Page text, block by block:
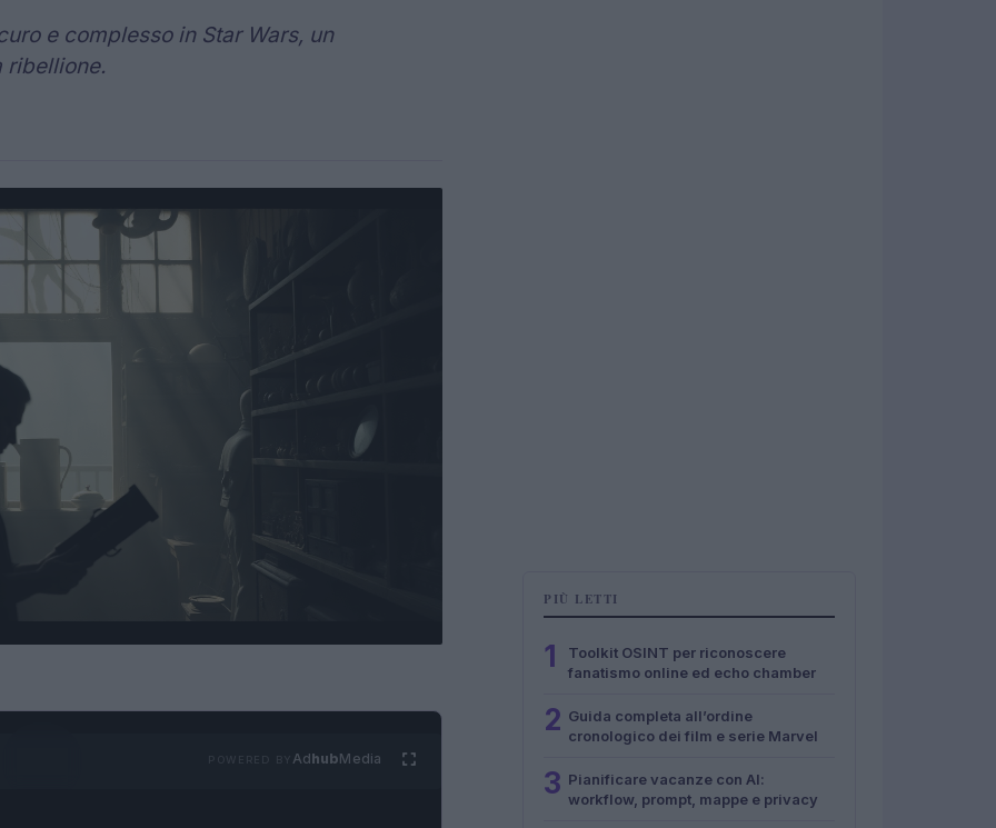
e complesso in Star Wars, un
ribellione.
AdhubMedia
PIÙ LETTI
1
Toolkit OSINT per riconoscere
fanatismo online ed echo chamber
2 Guida completa all’ordine
cronologico dei film e serie Marvel
3 Pianificare vacanze con AI:
workflow, prompt, mappe e privacy